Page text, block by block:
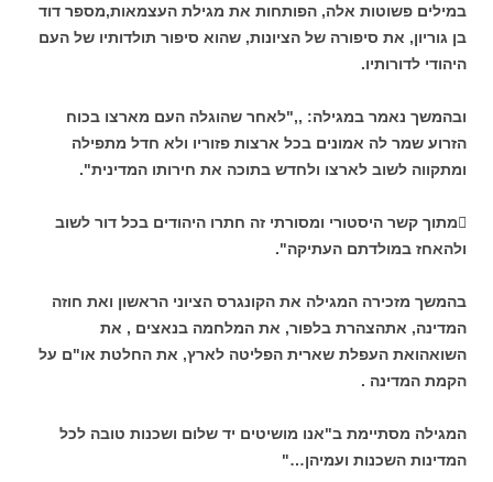
במילים פשוטות אלה, הפותחות את מגילת העצמאות,מספר דוד
בן גוריון, את סיפורה של הציונות, שהוא סיפור תולדותיו של העם
היהודי לדורותיו.
ובהמשך נאמר במגילה: ,,"לאחר שהוגלה העם מארצו בכוח
הזרוע שמר לה אמונים בכל ארצות פזוריו ולא חדל מתפילה
ומתקווה לשוב לארצו ולחדש בתוכה את חירותו המדינית".
מתוך קשר היסטורי ומסורתי זה חתרו היהודים בכל דור לשוב
ולהאחז במולדתם העתיקה".
בהמשך מזכירה המגילה את הקונגרס הציוני הראשון ואת חוזה
המדינה, אתהצהרת בלפור, את המלחמה בנאצים , את
השואהואת העפלת שארית הפליטה לארץ, את החלטת או"ם על
הקמת המדינה .
המגילה מסתיימת ב"אנו מושיטים יד שלום ושכנות טובה לכל
המדינות השכנות ועמיהן…"